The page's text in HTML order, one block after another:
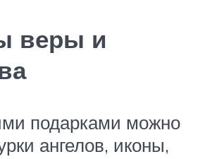
веры и
подарками можно
ангелов, иконы,